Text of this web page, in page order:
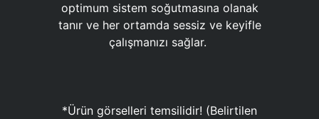
optimum sistem soğutmasına olanak
tanır ve her ortamda sessiz ve keyifle
çalışmanızı sağlar.
*Ürün görselleri temsilidir! (Belirtilen